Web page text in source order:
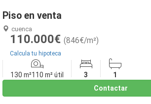
Piso en venta
cuenca
110.000€ (846€/m²)
Calcula tu hipoteca
130 m²110 m² útil 3
1
Contactar